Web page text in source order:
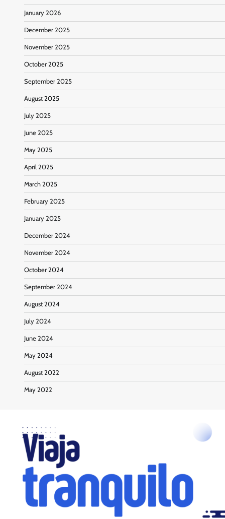
January 2026
December 2025
November 2025
October 2025
September 2025
August 2025
July 2025
June 2025
May 2025
April 2025
March 2025
February 2025
January 2025
December 2024
November 2024
October 2024
September 2024
August 2024
July 2024
June 2024
May 2024
August 2022
May 2022